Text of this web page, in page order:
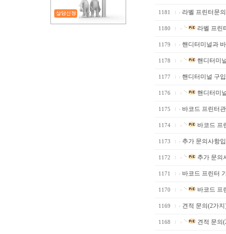
1181 라벨 프린터문의
1180 라벨 프린
1179 핸디터미널과
1178 핸디터미
1177 핸디터미널 구
1176 핸디터미
1175 바코드 프린터
1174 바코드 프
1173 추가 문의사항
1172 추가 문의
1171 바코드 프린터
1170 바코드 프
1169 견적 문의(2가
1168 견적 문의